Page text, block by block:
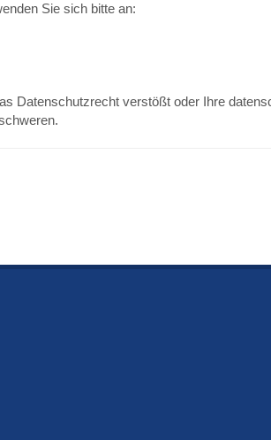
Sie sich bitte an:
Datenschutzrecht verstößt oder Ihre